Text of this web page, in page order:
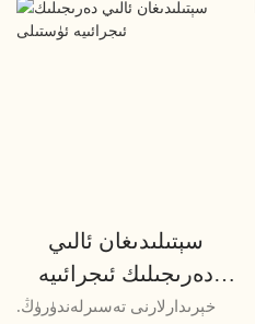
سېتىلىدىغان ئالىي
دەرىجىلىك ئىجرائىيە
ئۈستىلى
خېرىدارلارنى تەسىرلەندۈرۈڭ.